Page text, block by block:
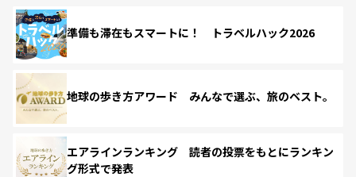
準備も滞在もスマートに！ トラベルハック2026
地球の歩き方アワード みんなで選ぶ、旅のベスト。
エアラインランキング 読者の投票をもとにランキン
グ形式で発表